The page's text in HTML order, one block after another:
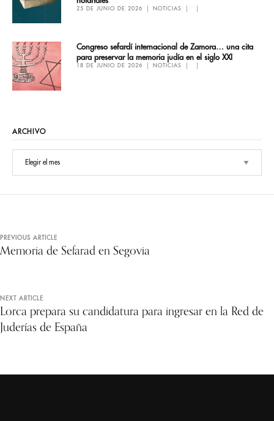
25 DE JUNIO DE 2026 NOTICIAS
Congreso sefardí internacional de Zamora… una cita
para preservar la memoria judía en el siglo XXI
18 DE JUNIO DE 2026 NOTICIAS
ARCHIVO
PREVIOUS ARTICLE
Memoria de Sefarad en Segovia
NEXT ARTICLE
Lorca prepara su candidatura para ingresar en la Red de
Juderías de España